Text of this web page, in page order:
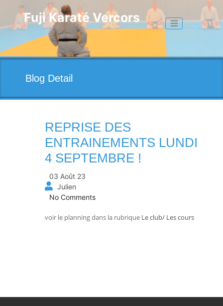
contentFuji Karaté Vercors Toggle
Blog Detail
REPRISE DES
ENTRAINEMENTS LUNDI
4 SEPTEMBRE !
03 Août 23
Julien
No Comments
voir le planning dans la rubrique Le club/ Les cours